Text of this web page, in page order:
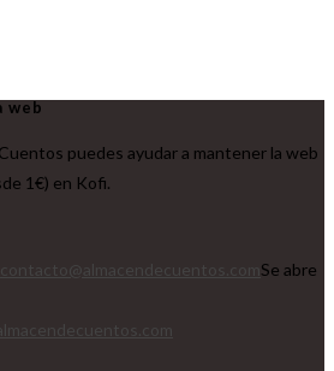
web
puedes ayudar a mantener la web
1€) en Kofi.
Se abre